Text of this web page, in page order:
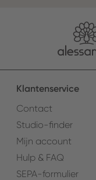
Klantenservice
Contact
Studio-finder
Mijn account
Hulp & FAQ
SEPA-formulier